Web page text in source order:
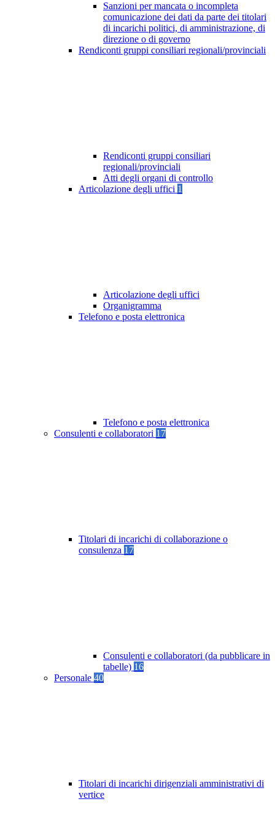
Sanzioni per mancata o incompleta
comunicazione dei dati da parte dei titolari
di incarichi politici, di amministrazione, di
direzione o di governo
Rendiconti gruppi consiliari regionali/provinciali
Rendiconti gruppi consiliari
regionali/provinciali
Atti degli organi di controllo
Articolazione degli uffici 1
Articolazione degli uffici
Organigramma
Telefono e posta elettronica
Telefono e posta elettronica
Consulenti e collaboratori 17
Titolari di incarichi di collaborazione o
consulenza 17
Consulenti e collaboratori (da pubblicare in
tabelle) 16
Personale 40
Titolari di incarichi dirigenziali amministrativi di
vertice